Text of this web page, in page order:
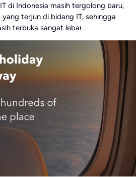
di Indonesia masih tergolong baru,
terjun di bidang IT, sehingga
terbuka sangat lebar.